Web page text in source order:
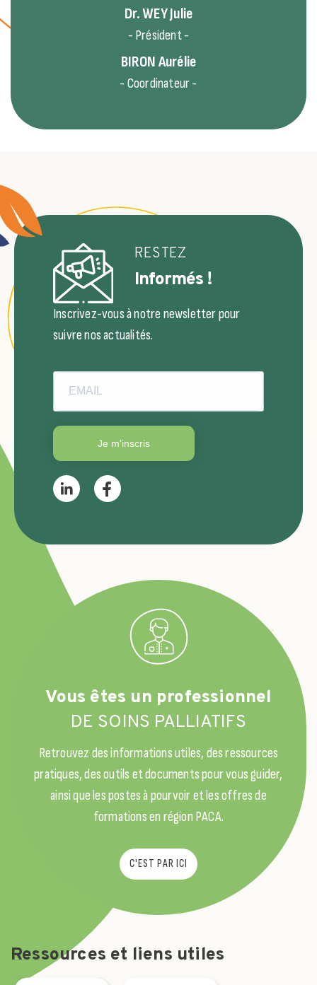
Dr. WEYJulie
- Président -
BIRONAurélie
- Coordinateur -
RESTEZ
Informés !
Inscrivez-vous à notre newsletter pour
suivre nos actualités.
Je m'inscris
Vous êtes un professionnel
DE SOINS PALLIATIFS
Retrouvez des informations utiles, des ressources
pratiques, des outils et documents pour vous guider,
ainsi que les postes à pourvoir et les offres de
formations en région PACA.
C'EST PAR ICI
Ressources et liens utiles